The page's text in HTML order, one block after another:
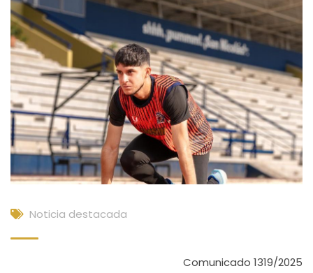
Noticia destacada
Comunicado 1319/2025